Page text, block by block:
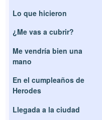
Lo que hicieron
¿Me vas a cubrir?
Me vendría bien una
mano
En el cumpleaños de
Herodes
Llegada a la ciudad